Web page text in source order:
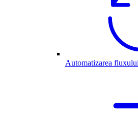
Automatizarea